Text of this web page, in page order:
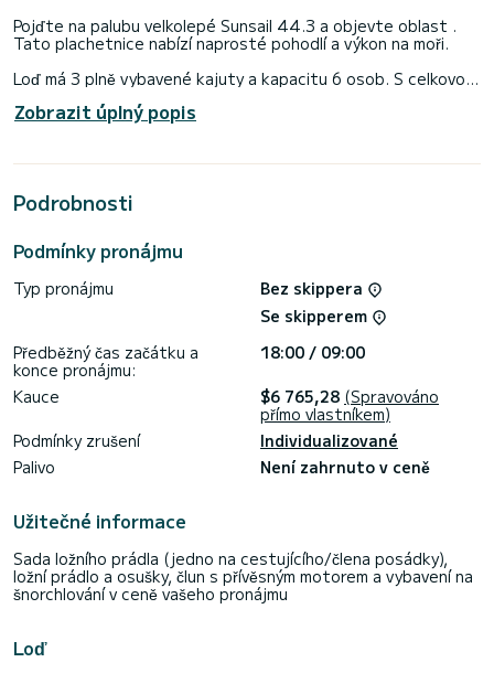
Pojďte na palubu velkolepé Sunsail 44.3 a objevte oblast .
Tato plachetnice nabízí naprosté pohodlí a výkon na moři.
Loď má 3 plně vybavené kajuty a kapacitu 6 osob. S celkovou
strávení výjimečné dovolené na vodě v okolí
Má následující vybavení: Auto-pilot, A/C.
Žádosti o rezervaci a cenové nabídky zpracovává přímo
Zobrazit úplný popis
Podrobnosti
Podmínky pronájmu
Typ pronájmu
Bez skippera
Se skipperem
Předběžný čas začátku a
konce pronájmu:
18:00 / 09:00
Kauce
$6 765,28 (Spravováno
přímo vlastníkem)
Podmínky zrušení
Individualizované
Palivo
Není zahrnuto v ceně
Užitečné informace
Sada ložního prádla (jedno na cestujícího/člena posádky),
ložní prádlo a osušky, člun s přívěsným motorem a vybavení na
šnorchlování v ceně vašeho pronájmu
Loď